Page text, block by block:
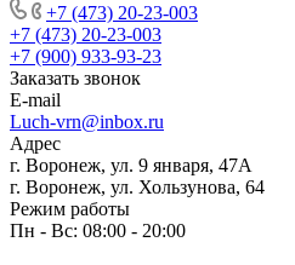
+7 (473) 20-23-003
+7 (473) 20-23-003
+7 (900) 933-93-23
Заказать звонок
E-mail
Luch-vrn@inbox.ru
Адрес
г. Воронеж, ул. 9 января, 47А
г. Воронеж, ул. Хользунова, 64
Режим работы
Пн - Вс: 08:00 - 20:00